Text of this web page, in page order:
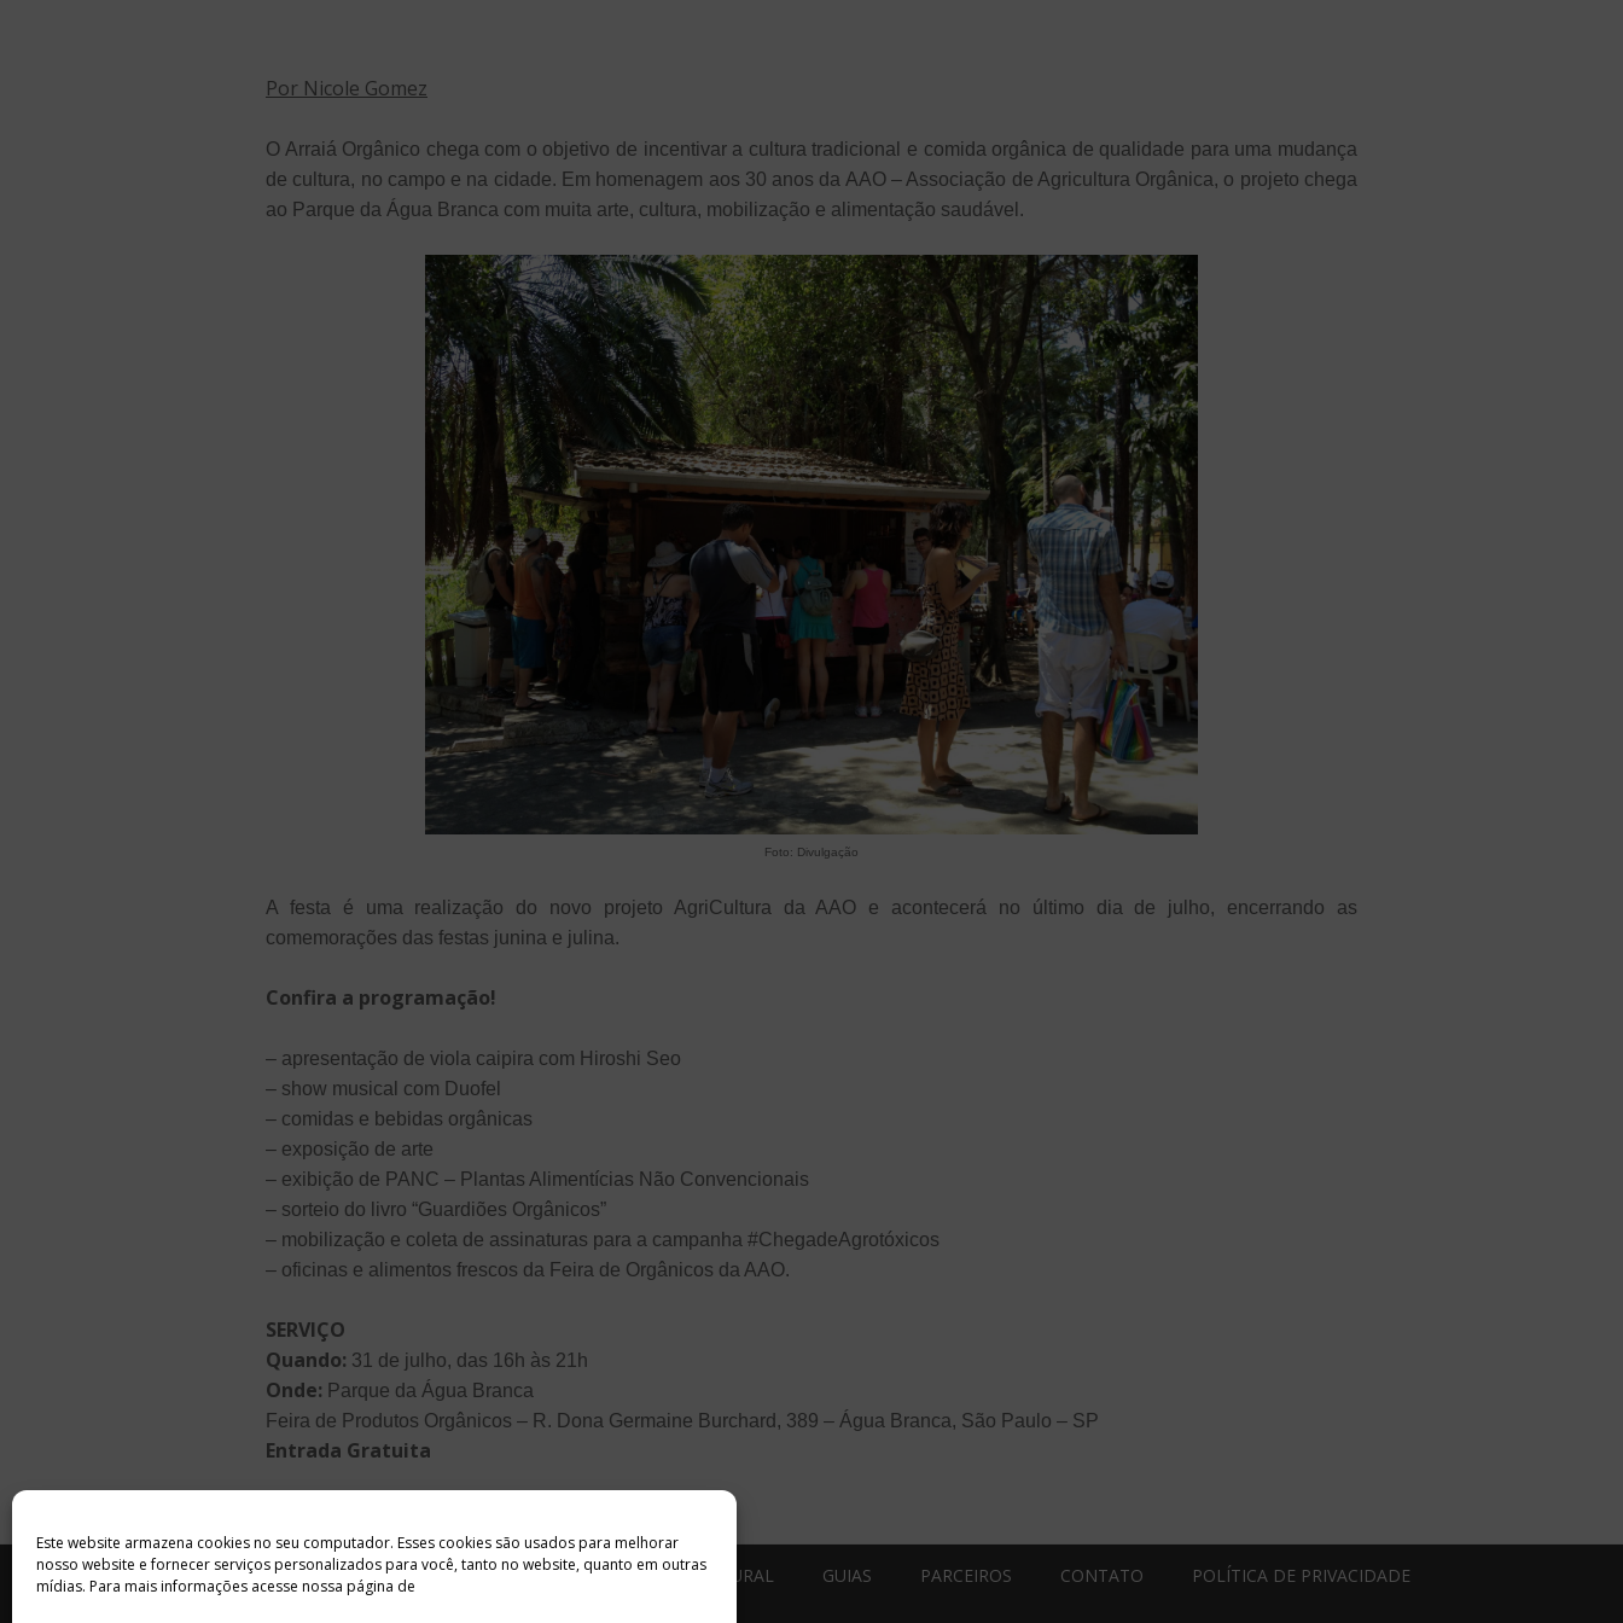
Este website armazena cookies no seu computador. Esses cookies são usados ​​para melhorar
nosso website e fornecer serviços personalizados para você, tanto no website, quanto em outras
mídias. Para mais informações acesse nossa página de
Por Nicole Gomez
O Arraiá Orgânico chega com o objetivo de incentivar a cultura tradicional e comida orgânica de qualidade para uma mudança
de cultura, no campo e na cidade. Em homenagem aos 30 anos da AAO – Associação de Agricultura Orgânica, o projeto chega
ao Parque da Água Branca com muita arte, cultura, mobilização e alimentação saudável.
Foto: Divulgação
A festa é uma realização do novo projeto AgriCultura da AAO e acontecerá no último dia de julho, encerrando as
comemorações das festas junina e julina.
Confira a programação!
– apresentação de viola caipira com Hiroshi Seo
– show musical com Duofel
– comidas e bebidas orgânicas
– exposição de arte
– exibição de PANC – Plantas Alimentícias Não Convencionais
– sorteio do livro “Guardiões Orgânicos”
– mobilização e coleta de assinaturas para a campanha #ChegadeAgrotóxicos
– oficinas e alimentos frescos da Feira de Orgânicos da AAO.
SERVIÇO
Quando: 31 de julho, das 16h às 21h
Onde: Parque da Água Branca
Feira de Produtos Orgânicos – R. Dona Germaine Burchard, 389 – Água Branca, São Paulo – SP
Entrada Gratuita
INÍCIO SOBRE ANUNCIE ESTÚDIO ACESSO CULTURAL GUIAS PARCEIROS CONTATO POLÍTICA DE PRIVACIDADE